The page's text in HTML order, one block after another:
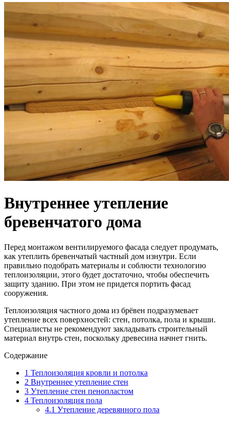
Внутреннее утепление
бревенчатого дома
Перед монтажом вентилируемого фасада следует продумать,
как утеплить бревенчатый частный дом изнутри. Если
правильно подобрать материалы и соблюсти технологию
теплоизоляции, этого будет достаточно, чтобы обеспечить
защиту зданию. При этом не придется портить фасад
сооружения.
Теплоизоляция частного дома из брёвен подразумевает
утепление всех поверхностей: стен, потолка, пола и крыши.
Специалисты не рекомендуют закладывать строительный
материал внутрь стен, поскольку древесина начнет гнить.
Содержание
1 Теплоизоляция кровли и потолка
2 Внутреннее утепление стен
3 Утепление стен пенопластом
4 Теплоизоляция пола
4.1 Утепление деревянного пола